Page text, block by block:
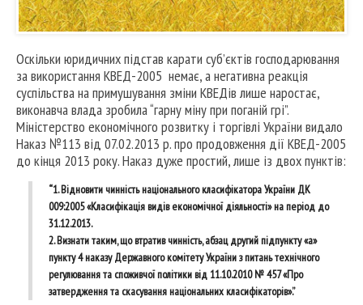
Оскільки юридичних підстав карати суб’єктів господарювання
за використання КВЕД-2005 немає, а негативна реакція
суспільства на примушування зміни КВЕДів лише наростає,
виконавча влада зробила “гарну міну при поганій грі”.
Міністерство економічного розвитку і торгівлі України видало
Наказ №113 від 07.02.2013 р. про продовження дії КВЕД-2005
до кінця 2013 року. Наказ дуже простий, лише із двох пунктів:
“1. Відновити чинність національного класифікатора України ДК
009:2005 «Класифікація видів економічної діяльності» на період до
31.12.2013.
2. Визнати таким, що втратив чинність, абзац другий підпункту «а»
пункту 4 наказу Державного комітету України з питань технічного
регулювання та споживчої політики від 11.10.2010 № 457 «Про
затвердження та скасування національних класифікаторів».”